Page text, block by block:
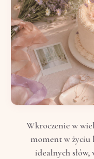
Wkroczenie w
moment w życiu
idealnych